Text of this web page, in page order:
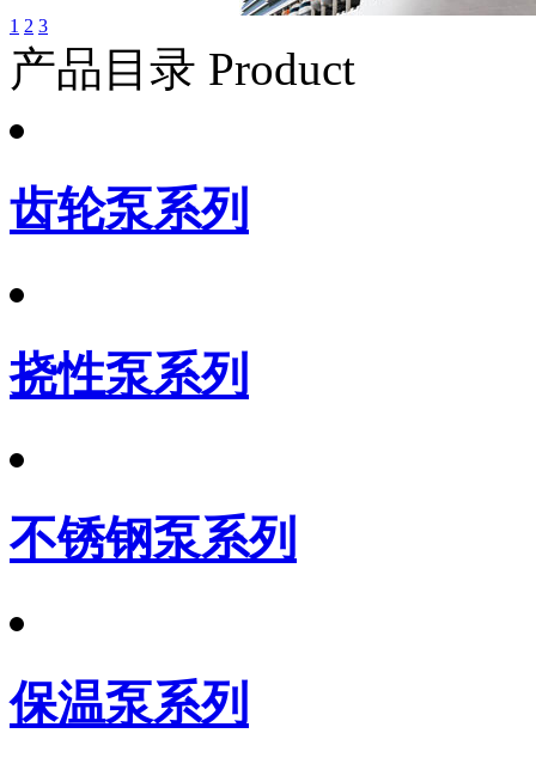
1 2 3
产品目录 Product
齿轮泵系列
挠性泵系列
不锈钢泵系列
保温泵系列